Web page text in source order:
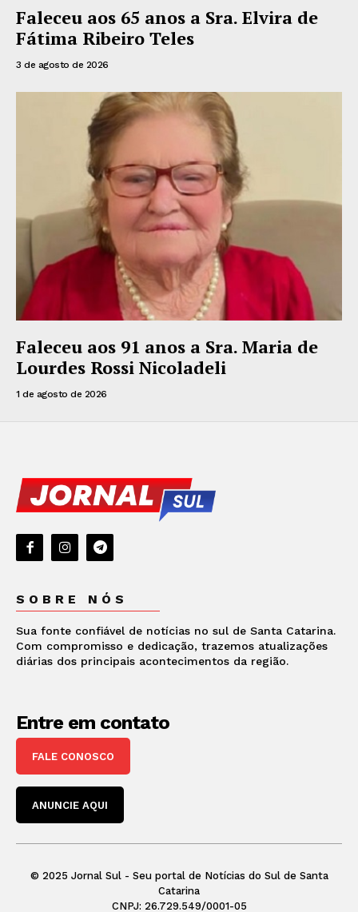
Faleceu aos 65 anos a Sra. Elvira de
Fátima Ribeiro Teles
3 de agosto de 2026
Faleceu aos 91 anos a Sra. Maria de
Lourdes Rossi Nicoladeli
1 de agosto de 2026
SOBRE NÓS
Sua fonte confiável de notícias no sul de Santa Catarina.
Com compromisso e dedicação, trazemos atualizações
diárias dos principais acontecimentos da região.
Entre em contato
FALE CONOSCO
ANUNCIE AQUI
© 2025 Jornal Sul - Seu portal de Notícias do Sul de Santa
Catarina
CNPJ: 26.729.549/0001-05